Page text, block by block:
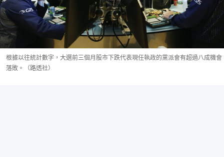
根據以往統計數字，大選前三個月股市下跌代表現任執政的黨派會有超過八成機會
落敗。（路透社）